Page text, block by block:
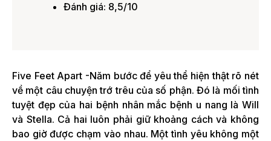
Đánh giá: 8,5/10
Five Feet Apart -Năm bước để yêu thể hiện thật rõ nét
về một câu chuyện trớ trêu của số phận. Đó là mối tình
tuyệt đẹp của hai bệnh nhân mắc bệnh u nang là Will
và Stella. Cả hai luôn phải giữ khoảng cách và không
bao giờ được chạm vào nhau. Một tình yêu không một